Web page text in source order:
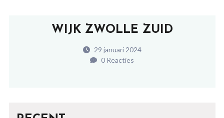
WIJK ZWOLLE ZUID
29 januari 2024
0 Reacties